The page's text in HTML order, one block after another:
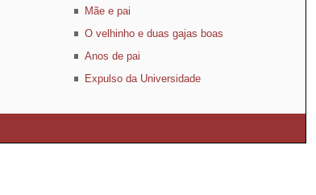
Mãe e pai
O velhinho e duas gajas boas
Anos de pai
Expulso da Universidade